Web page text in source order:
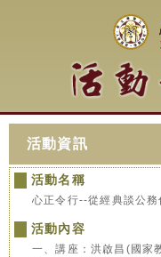
活動資訊
活動名稱
心正令行--從經典談公務
活動內容
一、講座：洪啟昌(國家